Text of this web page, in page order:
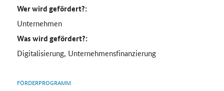
Wer wird gefördert?:
Unternehmen
Was wird gefördert?:
Digitalisierung, Unternehmensfinanzierung
FÖRDERPROGRAMM